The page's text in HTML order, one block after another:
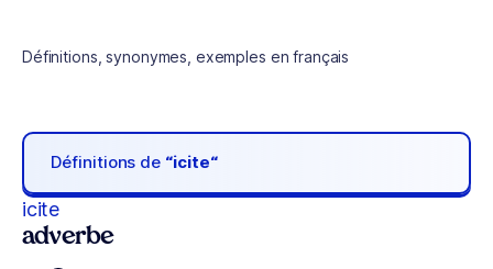
Définitions, synonymes, exemples en français
Définitions de “icite“
icite
adverbe